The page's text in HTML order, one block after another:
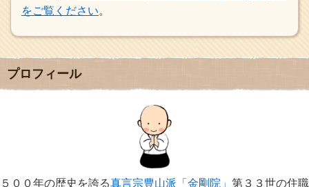
をご覧ください。
プロフィール
５００年の歴史を誇る真言宗豊山派「金剛院」 第３３世の住職